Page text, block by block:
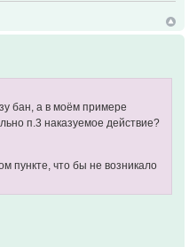
бан, а в моём примере
п.3 наказуемое действие?
пункте, что бы не возникало